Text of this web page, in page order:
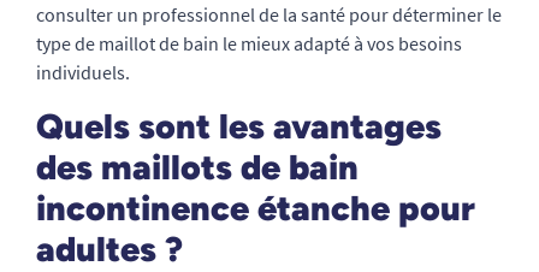
consulter un professionnel de la santé pour déterminer le
type de maillot de bain le mieux adapté à vos besoins
individuels.
Quels sont les avantages
des maillots de bain
incontinence étanche pour
adultes ?